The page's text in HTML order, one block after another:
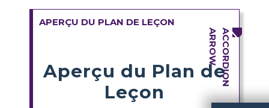
APERÇU DU PLAN DE LEÇON
Aperçu du Plan de
Leçon